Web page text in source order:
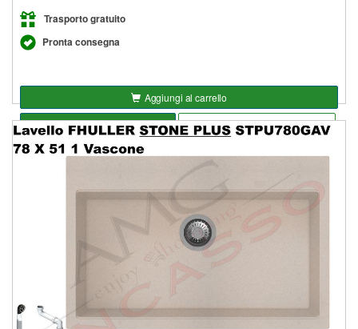
Trasporto gratuito
Pronta consegna
Aggiungi al carrello
Seleziona opzioni
Aggiungi alla lista